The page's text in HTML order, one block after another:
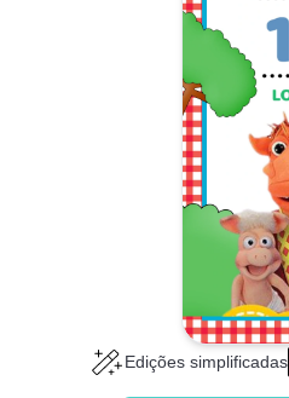
Edições simplificadas